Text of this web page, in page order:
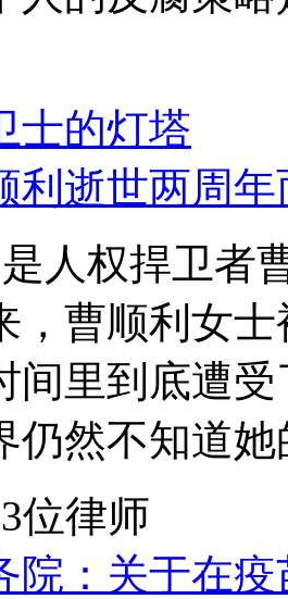
士的灯塔
逝世两周年
人权捍卫者
，曹顺利女
间里到底遭
仍然不知道
位律师
院：关于在